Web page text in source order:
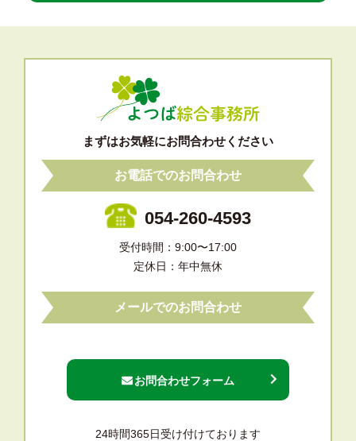
まずはお気軽にお問合わせください
お電話でのお問合わせ
054-260-4593
受付時間：9:00〜17:00
定休日：年中無休
メールでのお問合わせ
お問合わせフォーム
24時間365日受け付けております